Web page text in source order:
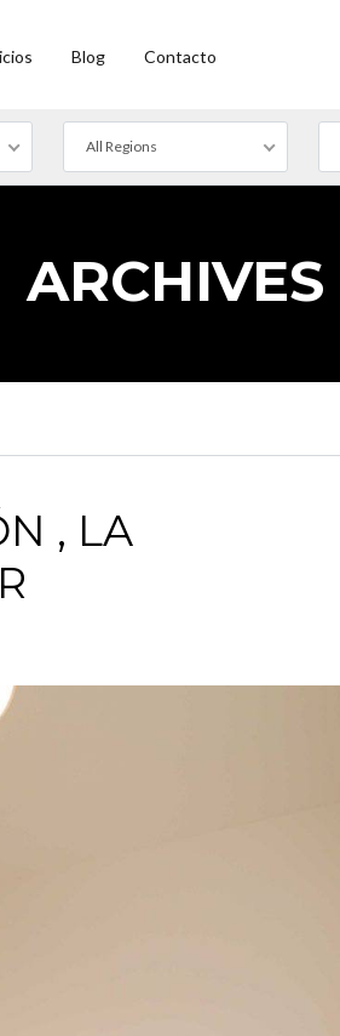
Blog Contacto
All Regions
ARCHIVES
, LA